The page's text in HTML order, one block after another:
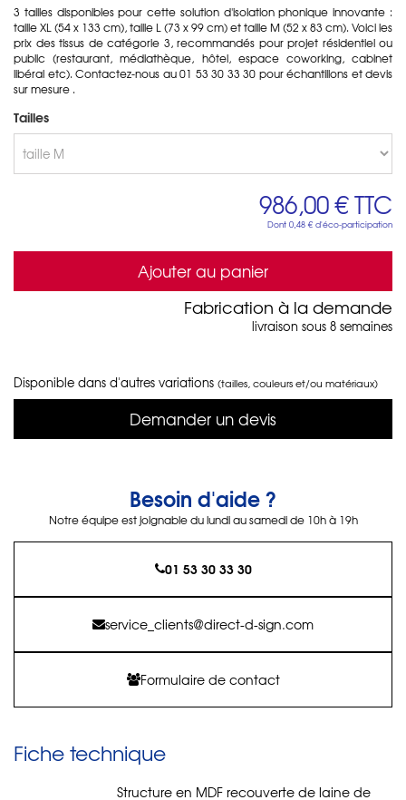
3 tailles disponibles pour cette solution d'isolation phonique innovante :
taille XL (54 x 133 cm), taille L (73 x 99 cm) et taille M (52 x 83 cm). Voici les
prix des tissus de catégorie 3, recommandés pour projet résidentiel ou
public (restaurant, médiathèque, hôtel, espace coworking, cabinet
libéral etc). Contactez-nous au 01 53 30 33 30 pour échantillons et devis
sur mesure .
Tailles
986,00 €TTC
Dont 0,48 € d'éco-participation
Ajouter au panier
Fabrication à la demande
livraison sous 8 semaines
Disponible dans d'autres variations (tailles, couleurs et/ou matériaux)
Demander un devis
Besoin d'aide ?
Notre équipe est joignable du lundi au samedi de 10h à 19h
01 53 30 33 30
service_clients@direct-d-sign.com
Formulaire de contact
Fiche technique
Structure en MDF recouverte de laine de